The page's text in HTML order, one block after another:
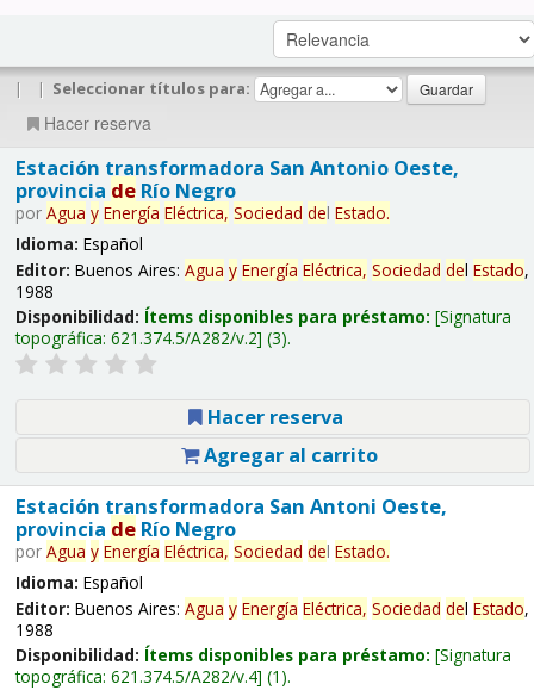
| | Seleccionar títulos para:
Hacer reserva
Estación transformadora San Antonio Oeste,
provincia deRío Negro
por Agua y Energía Eléctrica, Sociedad del Estado.
Idioma: Español
Editor: Buenos Aires: Agua y Energía Eléctrica, Sociedad del Estado,
1988
Disponibilidad: Ítems disponibles para préstamo: Signatura
topográfica: 621.374.5/A282/v.2 (3).
Hacer reserva
Agregar al carrito
Estación transformadora San Antoni Oeste,
provincia deRío Negro
por Agua y Energía Eléctrica, Sociedad del Estado.
Idioma: Español
Editor: Buenos Aires: Agua y Energía Eléctrica, Sociedad del Estado,
1988
Disponibilidad: Ítems disponibles para préstamo: Signatura
topográfica: 621.374.5/A282/v.4 (1).